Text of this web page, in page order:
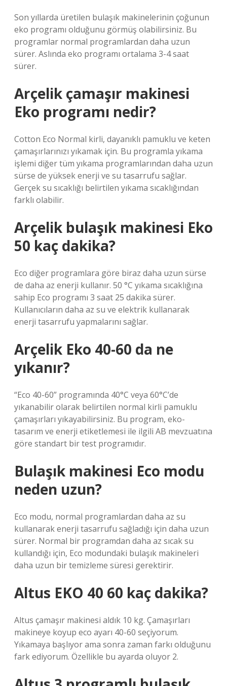
Son yıllarda üretilen bulaşık makinelerinin çoğunun
eko programı olduğunu görmüş olabilirsiniz. Bu
programlar normal programlardan daha uzun
sürer. Aslında eko programı ortalama 3-4 saat
sürer.
Arçelik çamaşır makinesi
Eko programı nedir?
Cotton Eco Normal kirli, dayanıklı pamuklu ve keten
çamaşırlarınızı yıkamak için. Bu programla yıkama
işlemi diğer tüm yıkama programlarından daha uzun
sürse de yüksek enerji ve su tasarrufu sağlar.
Gerçek su sıcaklığı belirtilen yıkama sıcaklığından
farklı olabilir.
Arçelik bulaşık makinesi Eko
50 kaç dakika?
Eco diğer programlara göre biraz daha uzun sürse
de daha az enerji kullanır. 50 °C yıkama sıcaklığına
sahip Eco programı 3 saat 25 dakika sürer.
Kullanıcıların daha az su ve elektrik kullanarak
enerji tasarrufu yapmalarını sağlar.
Arçelik Eko 40-60 da ne
yıkanır?
“Eco 40-60” programında 40°C veya 60°C’de
yıkanabilir olarak belirtilen normal kirli pamuklu
çamaşırları yıkayabilirsiniz. Bu program, eko-
tasarım ve enerji etiketlemesi ile ilgili AB mevzuatına
göre standart bir test programıdır.
Bulaşık makinesi Eco modu
neden uzun?
Eco modu, normal programlardan daha az su
kullanarak enerji tasarrufu sağladığı için daha uzun
sürer. Normal bir programdan daha az sıcak su
kullandığı için, Eco modundaki bulaşık makineleri
daha uzun bir temizleme süresi gerektirir.
Altus EKO 40 60 kaç dakika?
Altus çamaşır makinesi aldık 10 kg. Çamaşırları
makineye koyup eco ayarı 40-60 seçiyorum.
Yıkamaya başlıyor ama sonra zaman farkı olduğunu
fark ediyorum. Özellikle bu ayarda oluyor 2.